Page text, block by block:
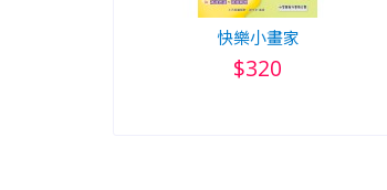
快樂小畫家
$320